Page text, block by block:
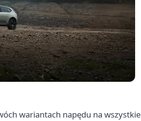
wariantach napędu na wszystkie